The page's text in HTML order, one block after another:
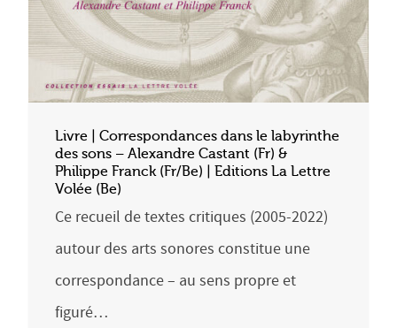
Livre | Correspondances dans le labyrinthe
des sons – Alexandre Castant (Fr) &
Philippe Franck (Fr/Be) | Editions La Lettre
Volée (Be)
Ce recueil de textes critiques (2005-2022)
autour des arts sonores constitue une
correspondance – au sens propre et
figuré…